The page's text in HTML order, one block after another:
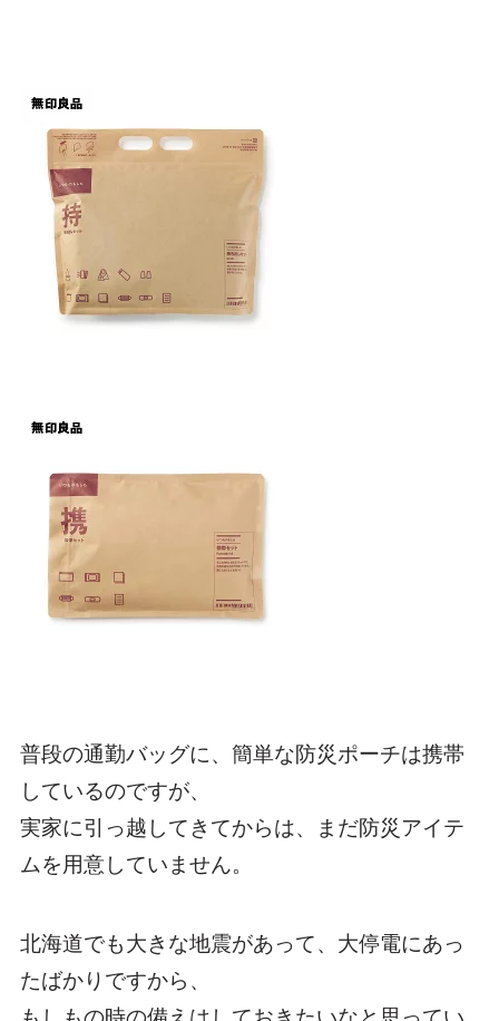
普段の通勤バッグに、簡単な防災ポーチは携帯
しているのですが、
実家に引っ越してきてからは、まだ防災アイテ
ムを用意していません。
北海道でも大きな地震があって、大停電にあっ
たばかりですから、